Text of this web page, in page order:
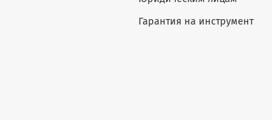
Гарантия на инструмент